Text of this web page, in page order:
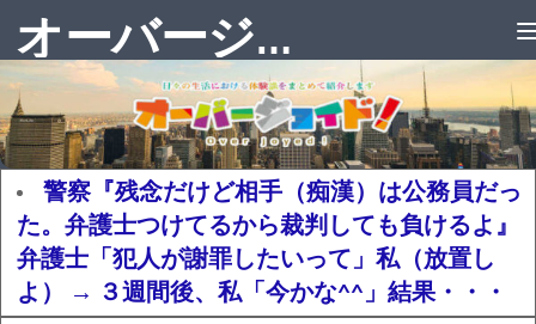
オーバージョイド！
警察『残念だけど相手（痴漢）は公務員だっ
た。弁護士つけてるから裁判しても負けるよ』
弁護士「犯人が謝罪したいって」私（放置し
よ） → ３週間後、私「今かな^^」結果・・・